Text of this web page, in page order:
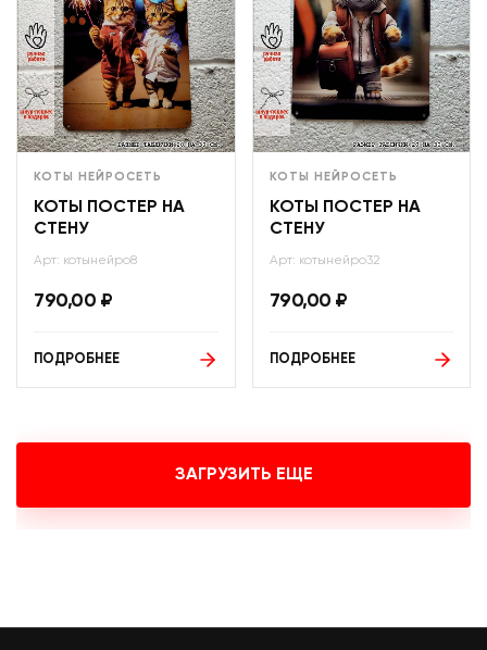
КОТЫ НЕЙРОСЕТЬ
КОТЫ ПОСТЕР НА
СТЕНУ
Арт: котынейро8
790,00 ₽
ПОДРОБНЕЕ
КОТЫ НЕЙРОСЕТЬ
КОТЫ ПОСТЕР НА
СТЕНУ
Арт: котынейро32
790,00 ₽
ПОДРОБНЕЕ
ЗАГРУЗИТЬ ЕЩЕ